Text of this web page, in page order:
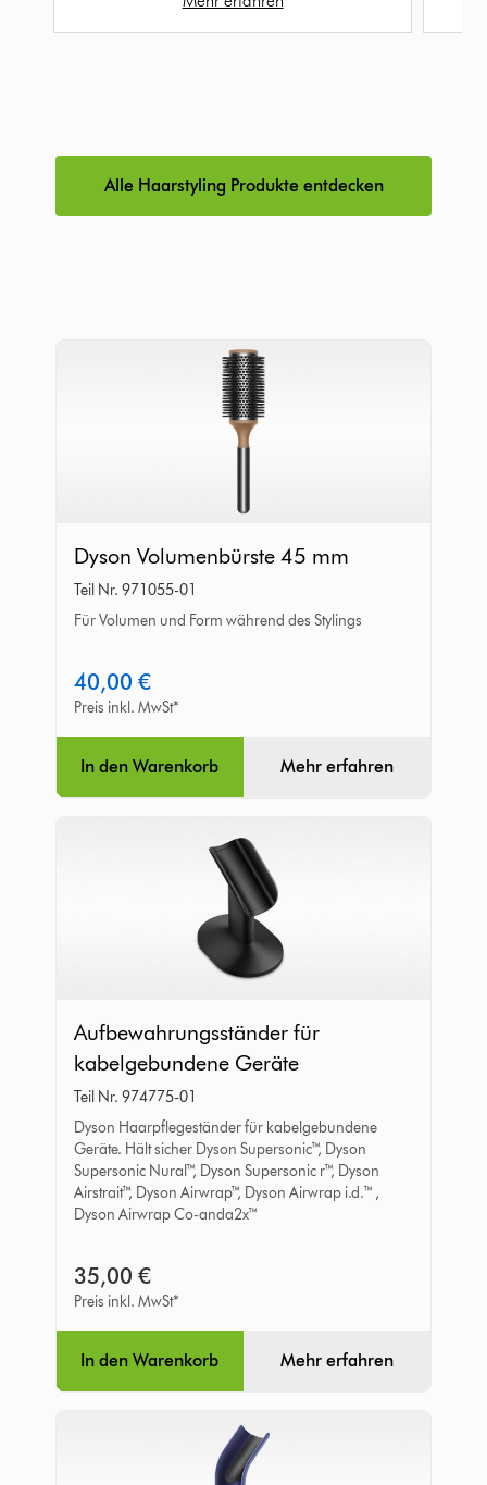
Alle Haarstyling Produkte entdecken
Volumenbürste
45
mm
Dyson Volumenbürste 45 mm
Teil Nr. 971055-01
Für Volumen und Form während des Stylings
40,00 €
Preis inkl. MwSt*
In den Warenkorb Mehr erfahren
für
kabelgebundene
Geräte
Aufbewahrungsständer für
kabelgebundene Geräte
Teil Nr. 974775-01
Dyson Haarpflegeständer für kabelgebundene
Geräte. Hält sicher Dyson Supersonic™, Dyson
Supersonic Nural™, Dyson Supersonic r™, Dyson
Airstrait™, Dyson Airwrap™, Dyson Airwrap i.d.™ ,
Dyson Airwrap Co-anda2x™
35,00 €
Preis inkl. MwSt*
In den Warenkorb Mehr erfahren